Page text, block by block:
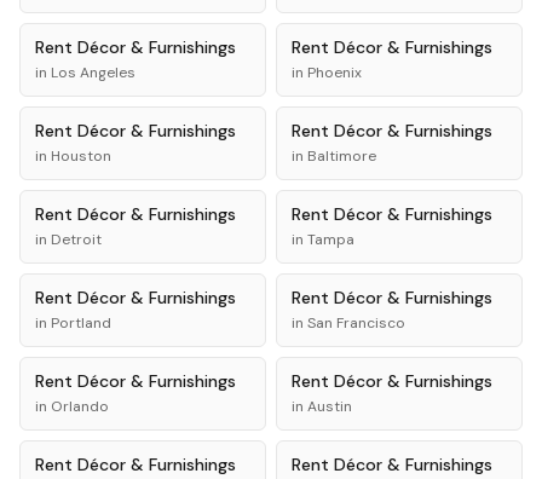
Rent Décor & Furnishings
in Los Angeles
Rent Décor & Furnishings
in Phoenix
Rent Décor & Furnishings
in Houston
Rent Décor & Furnishings
in Baltimore
Rent Décor & Furnishings
in Detroit
Rent Décor & Furnishings
in Tampa
Rent Décor & Furnishings
in Portland
Rent Décor & Furnishings
in San Francisco
Rent Décor & Furnishings
in Orlando
Rent Décor & Furnishings
in Austin
Rent Décor & Furnishings Rent Décor & Furnishings